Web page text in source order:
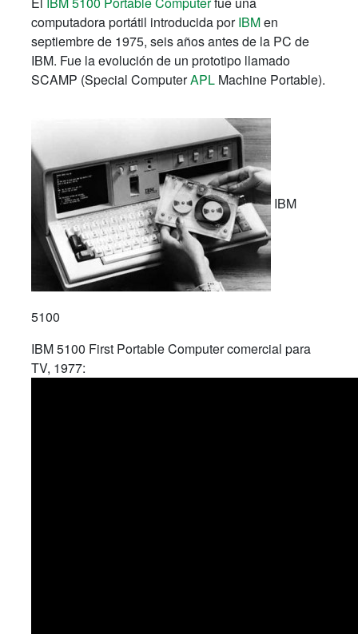
computadora portátil introducida porIBMen
septiembre de 1975, seis años antes de la PC de
IBM. Fue la evolución de un prototipo llamado
SCAMP (Special ComputerAPL Machine Portable).
IBM
5100
IBM 5100 First Portable Computer comercial para
TV, 1977: